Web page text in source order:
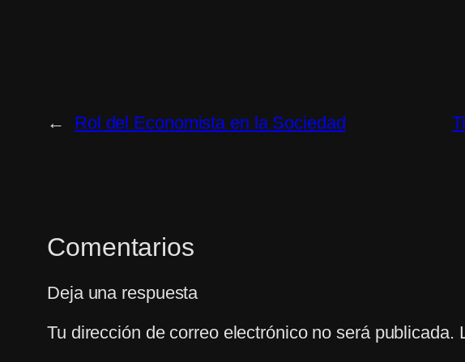
← Rol del Economista en la Sociedad
Comentarios
Deja una respuesta
Tu dirección de correo electrónico no será publicada.